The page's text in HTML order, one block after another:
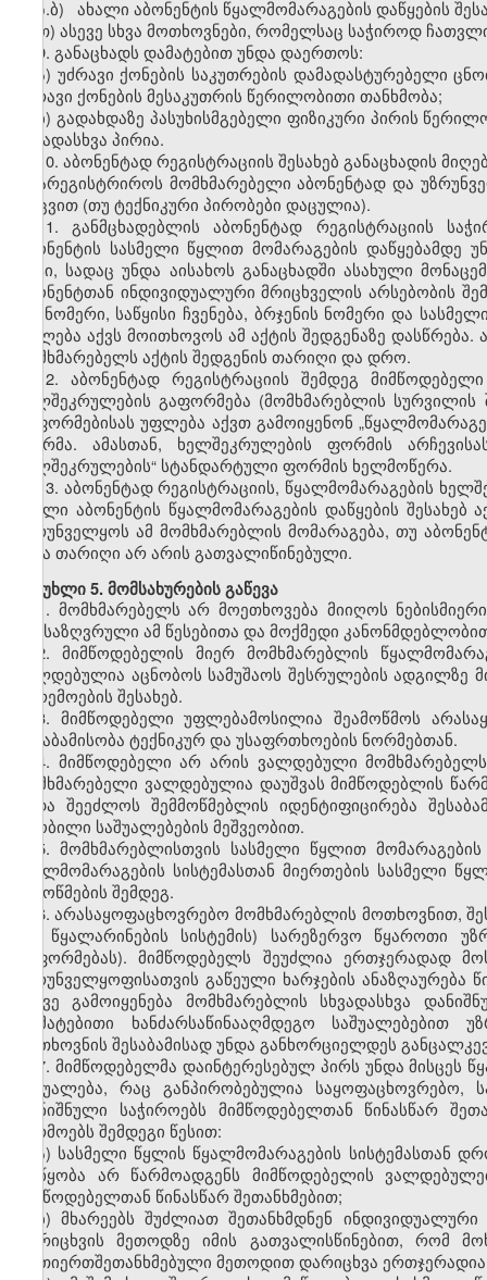
ზ.ბ) ახალი აბონენტის წყალმომარაგების დაწყების
თ) ასევე სხვა მოთხოვნები, რომელსაც საჭიროდ
9. განაცხადს დამატებით უნდა დაერთოს:
ა) უძრავი ქონების საკუთრების დამადასტურებელი
უძრავი ქონების მესაკუთრის წერილობითი თანხმობა;
ბ) გადახდაზე პასუხისმგებელი ფიზიკური პირის
სხვადასხვა პირია.
10. აბონენტად რეგისტრაციის შესახებ განაცხადის
დაარეგისტრიროს მომხმარებელი აბონენტად და
დაცვით (თუ ტექნიკური პირობები დაცულია).
11. განმცხადებლის აბონენტად რეგისტრაციის
აბონენტის სასმელი წყლით მომარაგების დაწყებამდე
აქტი, სადაც უნდა აისახოს განაცხადში ასახული
აბონენტთან ინდივიდუალური მრიცხველის არსებობის
და ნომერი, საწყისი ჩვენება, ბრჯენის ნომერი და
უფლება აქვს მოითხოვოს ამ აქტის შედგენაზე
მომხმარებელს აქტის შედგენის თარიღი და დრო.
12. აბონენტად რეგისტრაციის შემდეგ
ხელშეკრულების გაფორმება (მომხმარებლის
გაფორმებისას უფლება აქვთ გამოიყენონ
ფორმა. ამასთან, ხელშეკრულების ფორმის
ხელშეკრულების“ სტანდარტული ფორმის ხელმოწერა.
13. აბონენტად რეგისტრაციის, წყალმომარაგების
ახალი აბონენტის წყალმომარაგების დაწყების
უზრუნველყოს ამ მომხმარებლის მომარაგება, თუ
სხვა თარიღი არ არის გათვალიწინებული.
მუხლი 5. მომსახურების გაწევა
1. მომხმარებელს არ მოეთხოვება მიიღოს
განსაზღვრული ამ წესებითა და მოქმედი
2. მიმწოდებელის მიერ მომხმარებლის
ვალდებულია აცნობოს სამუშაოს შესრულების ადგილზე
გარემოების შესახებ.
3. მიმწოდებელი უფლებამოსილია შეამოწმოს
შესაბამისობა ტექნიკურ და უსაფრთხოების ნორმებთან.
4. მიმწოდებელი არ არის ვალდებული
მომხმარებელი ვალდებულია დაუშვას მიმწოდებლის
უნდა შეეძლოს შემმოწმებლის იდენტიფიცირება
ცნობილი საშუალებების მეშვეობით.
5. მომხმარებლისთვის სასმელი წყლით
წყალმომარაგების სისტემასთან მიერთების სასმელი
შემოწმების შემდეგ.
6. არასაყოფაცხოვრებო მომხმარებლის მოთხოვნით,
და წყალარინების სისტემის) სარეზერვო წყაროთი
გაფორმებას). მიმწოდებელს შეუძლია ერთჯერადად
უზრუნველყოფისათვის გაწეული ხარჯების
ასევე გამოიყენება მომხმარებლის სხვადასხვა
დამატებითი ხანძარსაწინააღმდეგო
მოთხოვნის შესაბამისად უნდა განხორციელდეს
7. მიმწოდებელმა დაინტერესებულ პირს უნდა მისცეს
საშუალება, რაც განპირობებულია საყოფაცხოვრებო,
აღნიშნული საჭიროებს მიმწოდებელთან წინასწარ
წარმოებს შემდეგი წესით:
ა) სასმელი წყლის წყალმომარაგების სისტემასთან
მოწყობა არ წარმოადგენს მიმწოდებელის
მიმწოდებელთან წინასწარ შეთანხმებით;
ბ) მხარეებს შუძლიათ შეთანხმდნენ
დარიცხვის მეთოდზე იმის გათვალისწინებით, რომ
ურთიერთშეთანხმებული მეთოდით დარიცხვა